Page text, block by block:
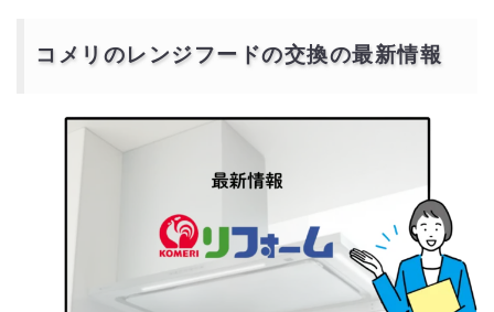
コメリのレンジフードの交換の最新情報